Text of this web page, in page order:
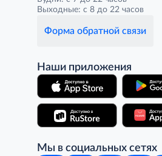
Выходные: с 8 до 22 часов
Форма обратной связи
Наши приложения
Мы в социальных сетях